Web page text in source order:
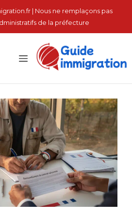
| Nous ne remplaçons pas
de la préfecture
القائمة